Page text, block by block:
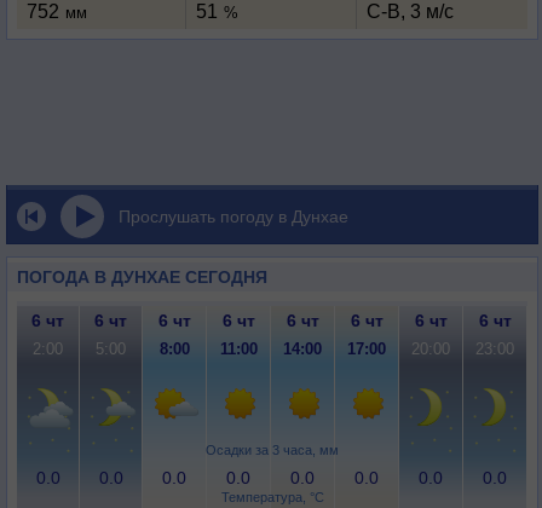
752 мм 51 % С-В, 3 м/с
Прослушать погоду в Дунхае
ПОГОДА В ДУНХАЕ СЕГОДНЯ
Осадки за 3 часа, мм
Температура, °C
6 чт 6 чт 6 чт 6 чт 6 чт 6 чт 6 чт 6 чт
2:00 5:00 8:00 11:00 14:00 17:00 20:00 23:00
0.0 0.0 0.0 0.0 0.0 0.0 0.0 0.0